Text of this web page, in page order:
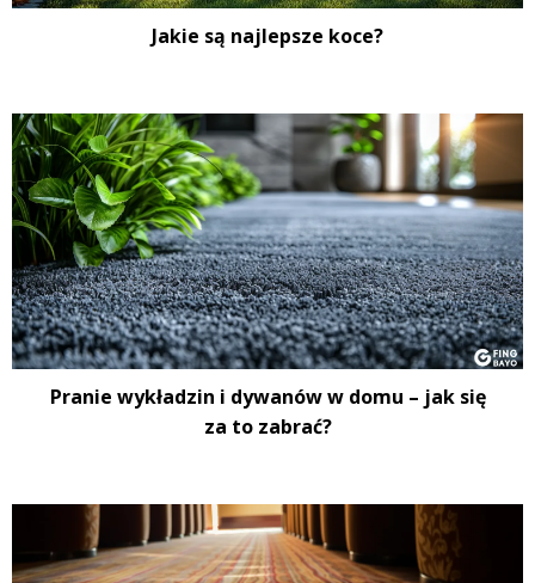
Jakie są najlepsze koce?
Pranie wykładzin i dywanów w domu – jak się
za to zabrać?